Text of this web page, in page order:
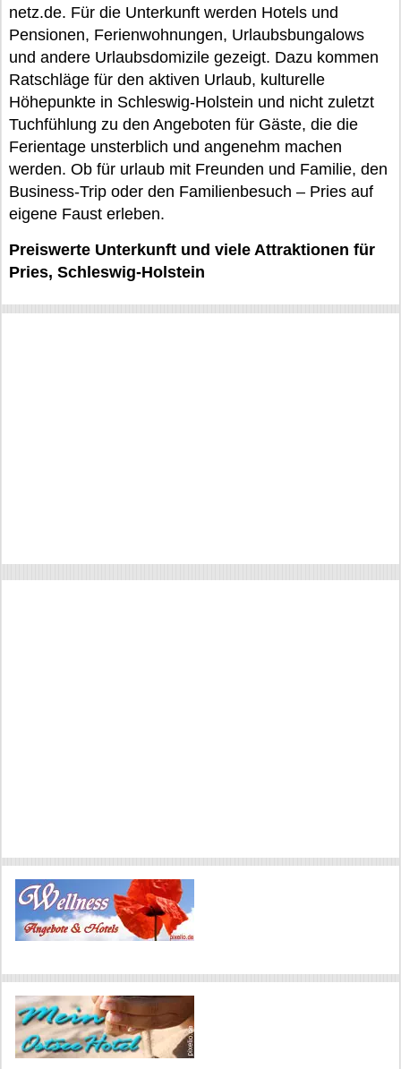
netz.de. Für die Unterkunft werden Hotels und
Pensionen, Ferienwohnungen, Urlaubsbungalows
und andere Urlaubsdomizile gezeigt. Dazu kommen
Ratschläge für den aktiven Urlaub, kulturelle
Höhepunkte in Schleswig-Holstein und nicht zuletzt
Tuchfühlung zu den Angeboten für Gäste, die die
Ferientage unsterblich und angenehm machen
werden. Ob für urlaub mit Freunden und Familie, den
Business-Trip oder den Familienbesuch – Pries auf
eigene Faust erleben.
Preiswerte Unterkunft und viele Attraktionen für
Pries, Schleswig-Holstein